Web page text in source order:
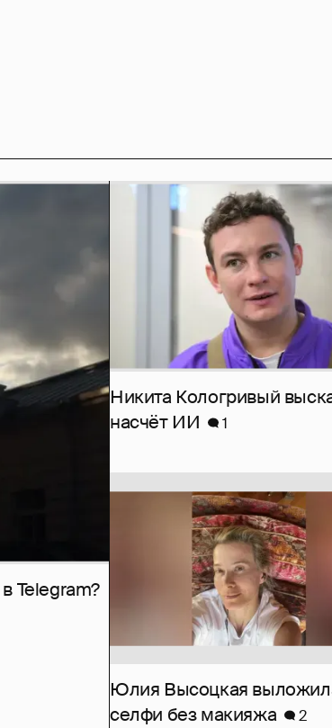
Telegram?
Никита Кологривый
насчёт ИИ
1
Юлия Высоцкая
селфи без макияжа
2